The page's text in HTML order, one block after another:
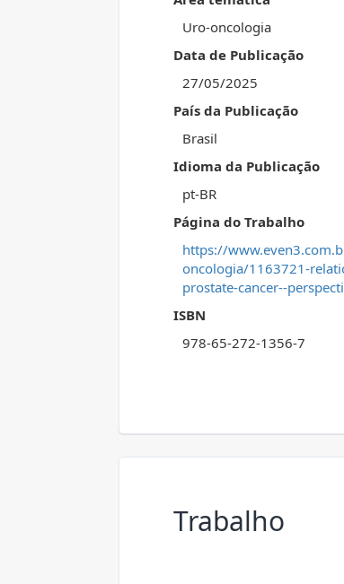
Uro-oncologia
Data de Publicação
27/05/2025
País da Publicação
Brasil
Idioma da Publicação
pt-BR
Página do Trabalho
https://
oncologia/1163721-
prostate-cancer--
ISBN
978-65-272-1356-7
Trabalho